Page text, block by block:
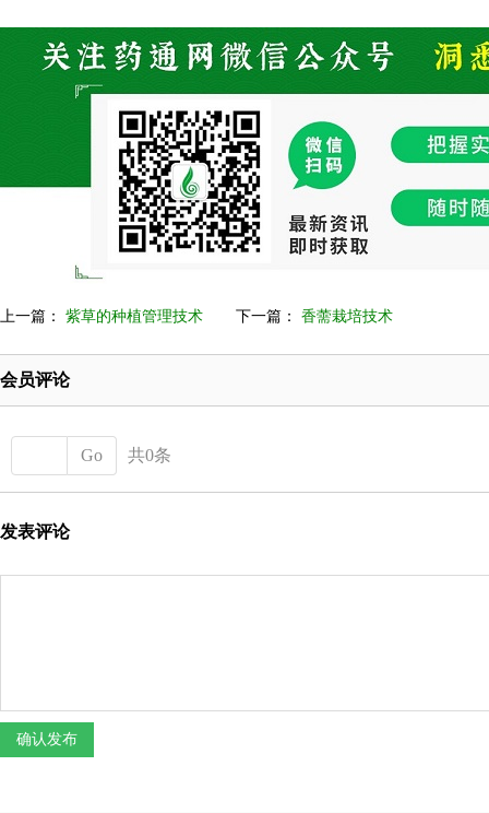
上一篇： 紫草的种植管理技术 下一篇： 香薷栽培技术
会员评论
Go 共0条
发表评论